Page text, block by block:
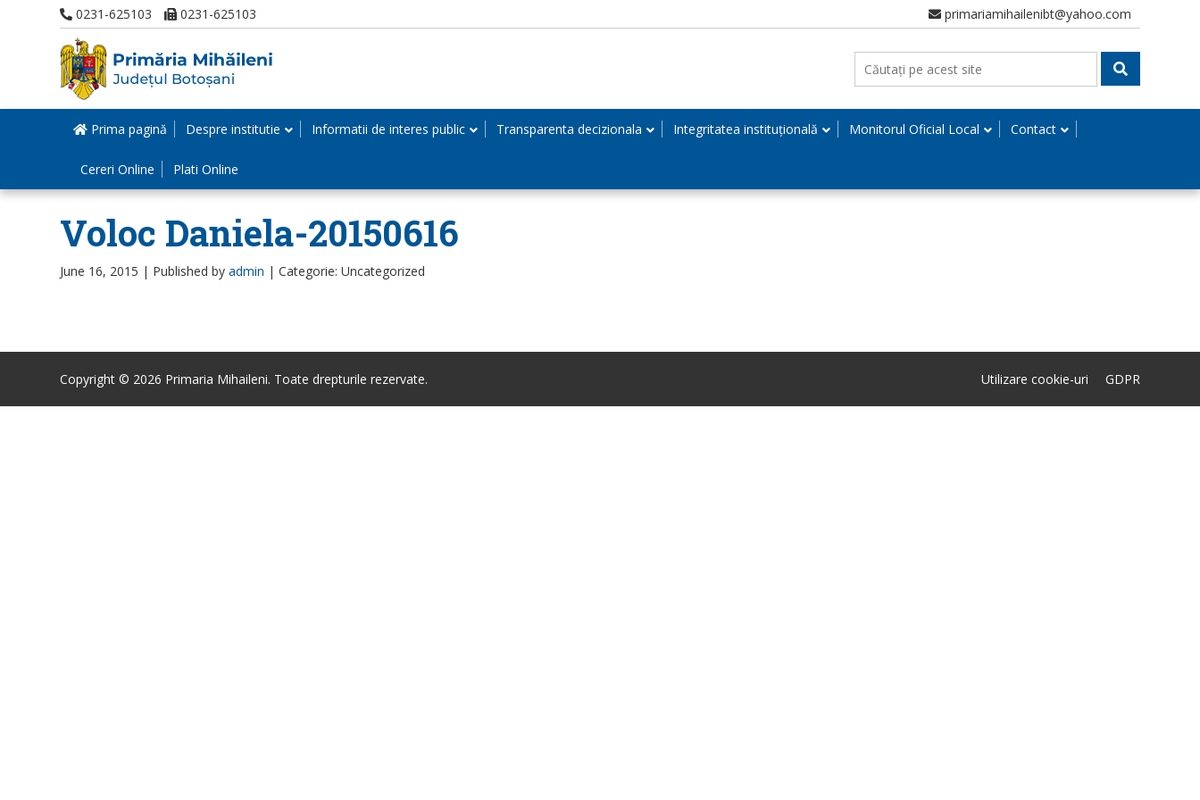
0231-625103 0231-625103 primariamihailenibt@yahoo.com
Prima pagină Despre institutie Informatii de interes public Transparenta decizionala Integritatea instituțională Monitorul Oficial Local Contact
Cereri Online Plati Online
Voloc Daniela-20150616
June 16, 2015 | Published by admin | Categorie: Uncategorized
Copyright © 2026 Primaria Mihaileni. Toate drepturile rezervate. Utilizare cookie-uri GDPR